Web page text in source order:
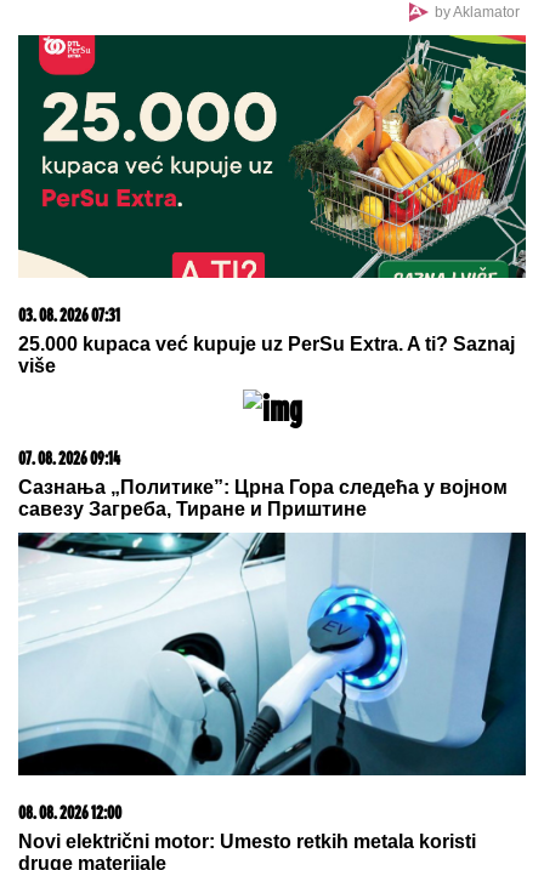
kaže da je ovo
UBEDLJIVO NAJZDRAVIJA HRANA
NA SVETU, a evo koju namirnicu
nikada NE JEDE: "I moja baba je to
znala, a možda vam zvuči suludo"
PUKLO U EU ZBOG MIGRANATA
Madrid na ratnoj nozi: Španija uvela kontrole za
putnike iz Italije
Engleski klub se oglasio: Saša Lukić
novi fudbaler Ipsviča
Grk pucao na kuću srpskog
biznismena: Uhapšen posle nekoliko
nedelja potrage